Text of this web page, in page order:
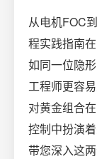
从电机FOC
程实践指南
如同一位隐
工程师更容
对黄金组合
控制中扮演
带您深入这